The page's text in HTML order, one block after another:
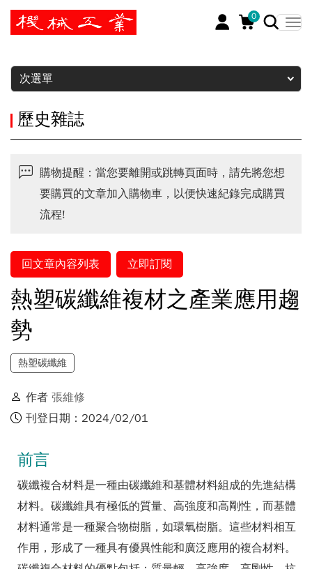
0
暫停
次選單
歷史雜誌
購物提醒：當您要離開或跳轉頁面時，請先將您想
要購買的文章加入購物車，以便快速紀錄完成購買
流程!
回文章內容列表 立即訂閱
熱塑碳纖維複材之產業應用趨
勢
熱塑碳纖維
作者 張維修
刊登日期：2024/02/01
前言
碳纖複合材料是一種由碳纖維和基體材料組成的先進結構
材料。碳纖維具有極低的質量、高強度和高剛性，而基體
材料通常是一種聚合物樹脂，如環氧樹脂。這些材料相互
作用，形成了一種具有優異性能和廣泛應用的複合材料。